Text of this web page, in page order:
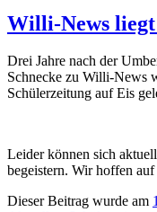
Willi-News
Drei Jahre nach der
Schnecke zu Willi-News
Schülerzeitung auf Eis
Leider können sich
begeistern. Wir hoffen auf
Dieser Beitrag wurde am